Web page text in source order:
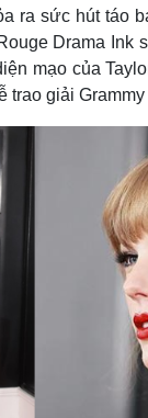
ra sức hút táo
Drama
mạo của
trao giải Grammy